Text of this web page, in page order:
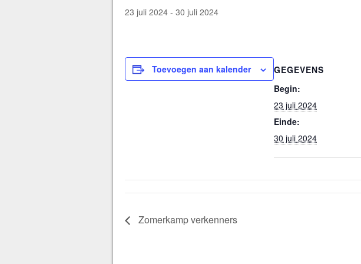
23 juli 2024 - 30 juli 2024
Toevoegen aan kalender
GEGEVENS
Begin:
23 juli 2024
Einde:
30 juli 2024
Zomerkamp verkenners